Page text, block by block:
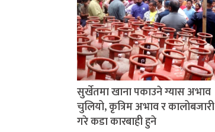
सुर्खेतमा खाना पकाउने ग्यास अभाव
चुलियो, कृत्रिम अभाव र कालोबजारी
गरे कडा कारबाही हुने